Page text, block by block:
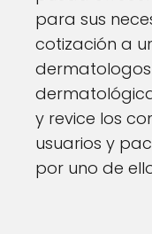
para sus
cotización a
y revice los
usuarios y
por uno de